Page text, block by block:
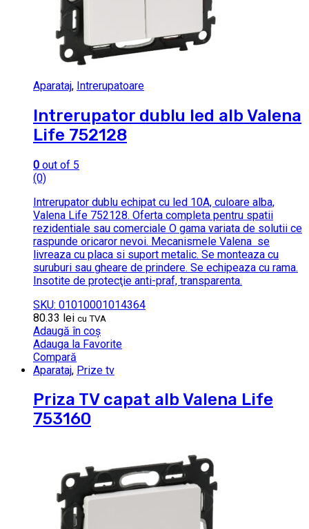
Aparataj, Intrerupatoare
Intrerupator dublu led alb Valena
Life 752128
0 out of 5
(0)
Intrerupator dublu echipat cu led 10A, culoare alba,
Valena Life 752128. Oferta completa pentru spatii
rezidentiale sau comerciale O gama variata de solutii ce
raspunde oricaror nevoi. Mecanismele Valena se
livreaza cu placa si suport metalic. Se monteaza cu
suruburi sau gheare de prindere. Se echipeaza cu rama.
Insotite de protecţie anti-praf, transparenta.
SKU: 01010001014364
80.33 lei cu TVA
Adaugă în coș
Adauga la Favorite
Compară
Aparataj, Prize tv
Priza TV capat alb Valena Life
753160